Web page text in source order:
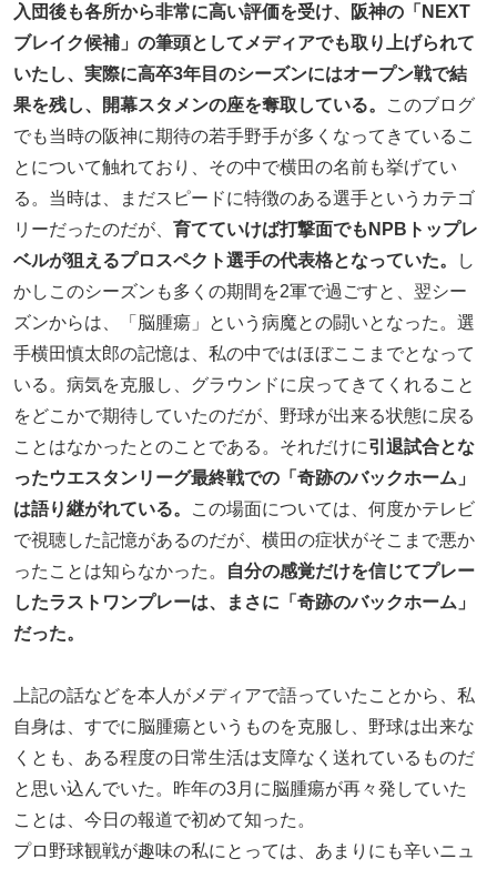
入団後も各所から非常に高い評価を受け、阪神の「NEXT
ブレイク候補」の筆頭としてメディアでも取り上げられて
いたし、実際に高卒3年目のシーズンにはオープン戦で結
果を残し、開幕スタメンの座を奪取している。
このブログ
でも当時の阪神に期待の若手野手が多くなってきているこ
とについて触れており、その中で横田の名前も挙げてい
る。当時は、まだスピードに特徴のある選手というカテゴ
リーだったのだが、 育てていけば打撃面でもNPBトップレ
ベルが狙えるプロスペクト選手の代表格となっていた。
し
かしこのシーズンも多くの期間を2軍で過ごすと、翌シー
ズンからは、「脳腫瘍」という病魔との闘いとなった。選
手横田慎太郎の記憶は、私の中ではほぼここまでとなって
いる。病気を克服し、グラウンドに戻ってきてくれること
をどこかで期待していたのだが、野球が出来る状態に戻る
ことはなかったとのことである。それだけに引退試合とな
ったウエスタンリーグ最終戦での「奇跡のバックホーム」
は語り継がれている。
この場面については、何度かテレビ
で視聴した記憶があるのだが、横田の症状がそこまで悪か
ったことは知らなかった。
自分の感覚だけを信じてプレー
したラストワンプレーは、まさに「奇跡のバックホーム」
だった。
上記の話などを本人がメディアで語っていたことから、私
自身は、すでに脳腫瘍というものを克服し、野球は出来な
くとも、ある程度の日常生活は支障なく送れているものだ
と思い込んでいた。昨年の3月に脳腫瘍が再々発していた
ことは、今日の報道で初めて知った。
プロ野球観戦が趣味の私にとっては、あまりにも辛いニュ